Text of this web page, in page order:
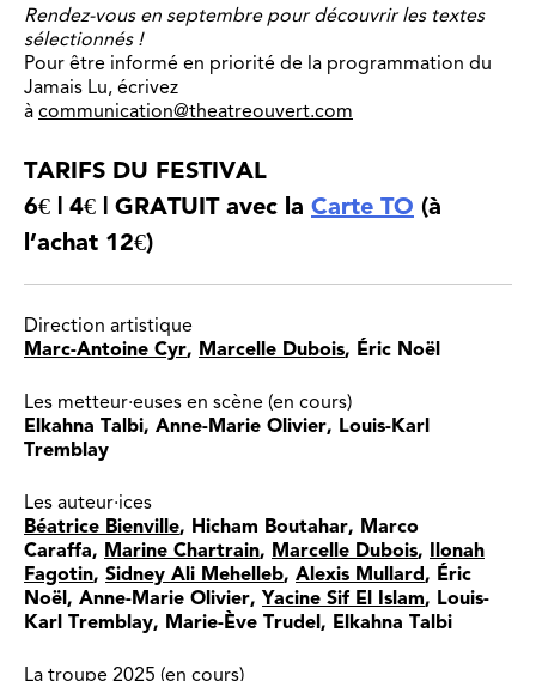
Rendez-vous en septembre pour découvrir les textes
sélectionnés !
Pour être informé en priorité de la programmation du
Jamais Lu, écrivez
à communication@theatreouvert.com
TARIFS DU FESTIVAL
6€ | 4€ | GRATUIT avec la Carte TO (à
l’achat 12€)
Direction artistique
Marc-Antoine Cyr, Marcelle Dubois, Éric Noël
Les metteur·euses en scène (en cours)
Elkahna Talbi, Anne-Marie Olivier, Louis-Karl
Tremblay
Les auteur·ices
Béatrice Bienville, Hicham Boutahar, Marco
Caraffa, Marine Chartrain, Marcelle Dubois, Ilonah
Fagotin, Sidney Ali Mehelleb, Alexis Mullard, Éric
Noël, Anne-Marie Olivier, Yacine Sif El Islam, Louis-
Karl Tremblay, Marie-Ève Trudel, Elkahna Talbi
La troupe 2025 (en cours)